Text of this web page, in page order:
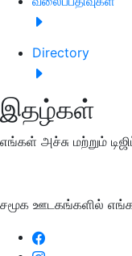
Directory
இதழ்கள்
எங்கள் அச்சு மற்றும்
சமூக ஊடகங்களில்